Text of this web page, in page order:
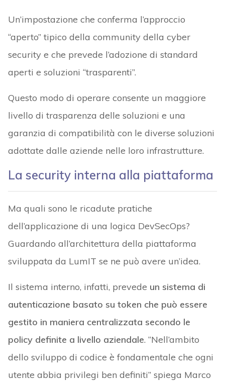
Un’impostazione che conferma l’approccio
“aperto” tipico della community della cyber
security e che prevede l’adozione di standard
aperti e soluzioni “trasparenti”.
Questo modo di operare consente un maggiore
livello di trasparenza delle soluzioni e una
garanzia di compatibilità con le diverse soluzioni
adottate dalle aziende nelle loro infrastrutture.
La security interna alla piattaforma
Ma quali sono le ricadute pratiche
dell’applicazione di una logica DevSecOps?
Guardando all’architettura della piattaforma
sviluppata da LumIT se ne può avere un’idea.
Il sistema interno, infatti, prevede un sistema di
autenticazione basato su token che può essere
gestito in maniera centralizzata secondo le
policy definite a livello aziendale. “Nell’ambito
dello sviluppo di codice è fondamentale che ogni
utente abbia privilegi ben definiti” spiega Marco